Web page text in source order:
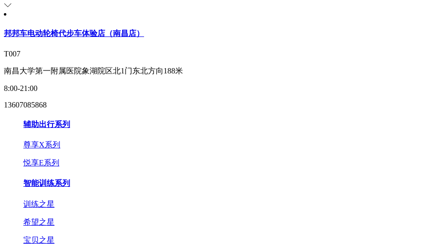
邦邦车电动轮椅代步车体验店（南昌店）
T007
南昌大学第一附属医院象湖院区北1门东北方向188米
8:00-21:00
13607085868
辅助出行系列
尊享X系列
悦享E系列
智能训练系列
训练之星
希望之星
宝贝之星